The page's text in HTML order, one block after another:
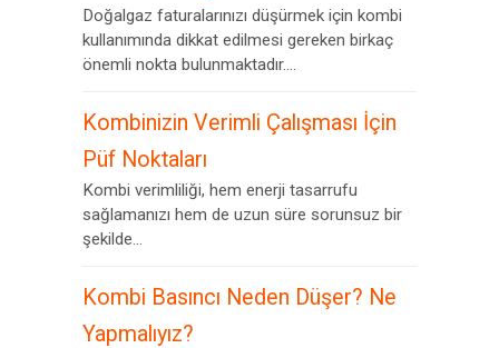
Doğalgaz faturalarınızı düşürmek için kombi
kullanımında dikkat edilmesi gereken birkaç
önemli nokta bulunmaktadır....
Kombinizin Verimli Çalışması İçin
Püf Noktaları
Kombi verimliliği, hem enerji tasarrufu
sağlamanızı hem de uzun süre sorunsuz bir
şekilde...
Kombi Basıncı Neden Düşer? Ne
Yapmalıyız?